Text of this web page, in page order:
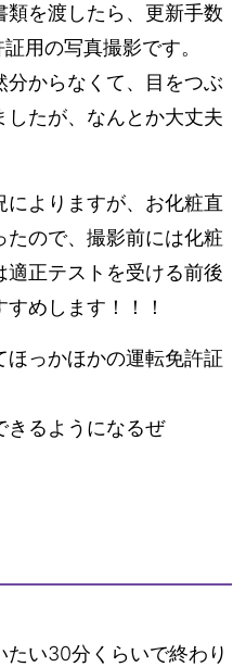
を渡したら、更新手数
用の写真撮影です。
からなくて、目をつぶ
したが、なんとか大丈夫
よりますが、お化粧直
たので、撮影前には化粧
正テストを受ける前後
めします！！！
ほっかほかの運転免許証
きるようになるぜ
い30分くらいで終わり